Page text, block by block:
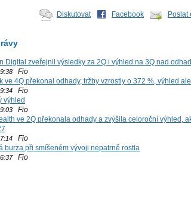
Diskutovat Facebook Poslat
Digital zveřejnil výsledky za 2Q i výhled na 3Q nad
Fio
ve 4Q překonal odhady, tržby vzrostly o 372 %, výhled
Fio
výhled
Fio
ve 2Q překonala odhady a zvýšila celoroční výhled,
Fio
burza při smíšeném vývoji nepatrně rostla
Fio